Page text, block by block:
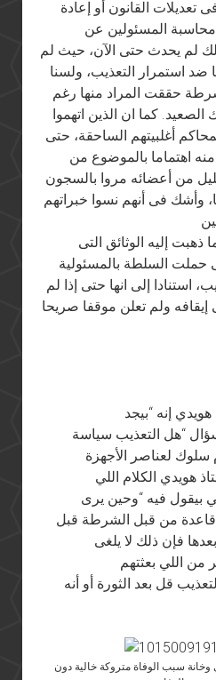
تعديلات القانون أو إعادة
المسئولين عن
لم يحدث حتى الآن، حيث لم
ضد استمرار التعذيب، ولسنا
حققت المراد منها رغم
كما ان الذين اتهموا
أغلبيتهم الساحقة، حتى
اهتماما بالموضوع من
من أعضائه مروا بالسجون
وأشك فى أنهم نسوا خبراتهم
إليه الوثائق التى
حملت السلطة بالمسئولية
استنادا إلى انها حتى إذا لم
إيقافه ولم تعلن موقفا صريحا
هويدي إنه “بيجد
“هل التعذيب سياسة
سلوك لعناصر الأجهزة
هويدي الكلام اللي
بيقول فيه “وحين يرى
قاعدة من قبل الشرطة قبل
فإن ذلك لا يلغى
من اللي بعثتهم
قل بعد الثورة أو أنه
سبب الوفاة متروكة خالية دون